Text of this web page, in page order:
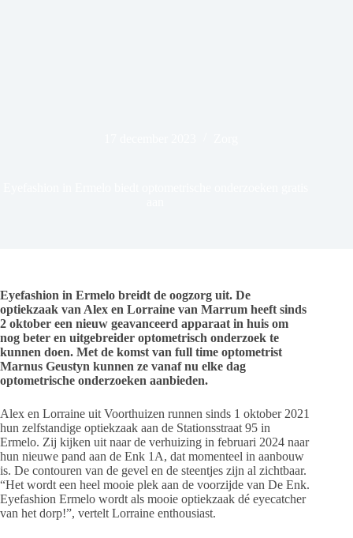
Eyefashion in Ermelo breidt de oogzorg uit. De
optiekzaak van Alex en Lorraine van Marrum heeft sinds
2 oktober een nieuw geavanceerd apparaat in huis om
nog beter en uitgebreider optometrisch onderzoek te
kunnen doen. Met de komst van full time optometrist
Marnus Geustyn kunnen ze vanaf nu elke dag
optometrische onderzoeken aanbieden.
Alex en Lorraine uit Voorthuizen runnen sinds 1 oktober 2021
hun zelfstandige optiekzaak aan de Stationsstraat 95 in
Ermelo. Zij kijken uit naar de verhuizing in februari 2024 naar
hun nieuwe pand aan de Enk 1A, dat momenteel in aanbouw
is. De contouren van de gevel en de steentjes zijn al zichtbaar.
“Het wordt een heel mooie plek aan de voorzijde van De Enk.
Eyefashion Ermelo wordt als mooie optiekzaak dé eyecatcher
van het dorp!”, vertelt Lorraine enthousiast.